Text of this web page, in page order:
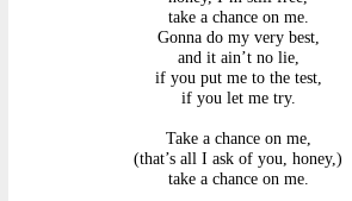
take a chance on me.
Gonna do my very best,
and it ain’t no lie,
if you put me to the test,
if you let me try.
Take a chance on me,
(that’s all I ask of you, honey,)
take a chance on me.